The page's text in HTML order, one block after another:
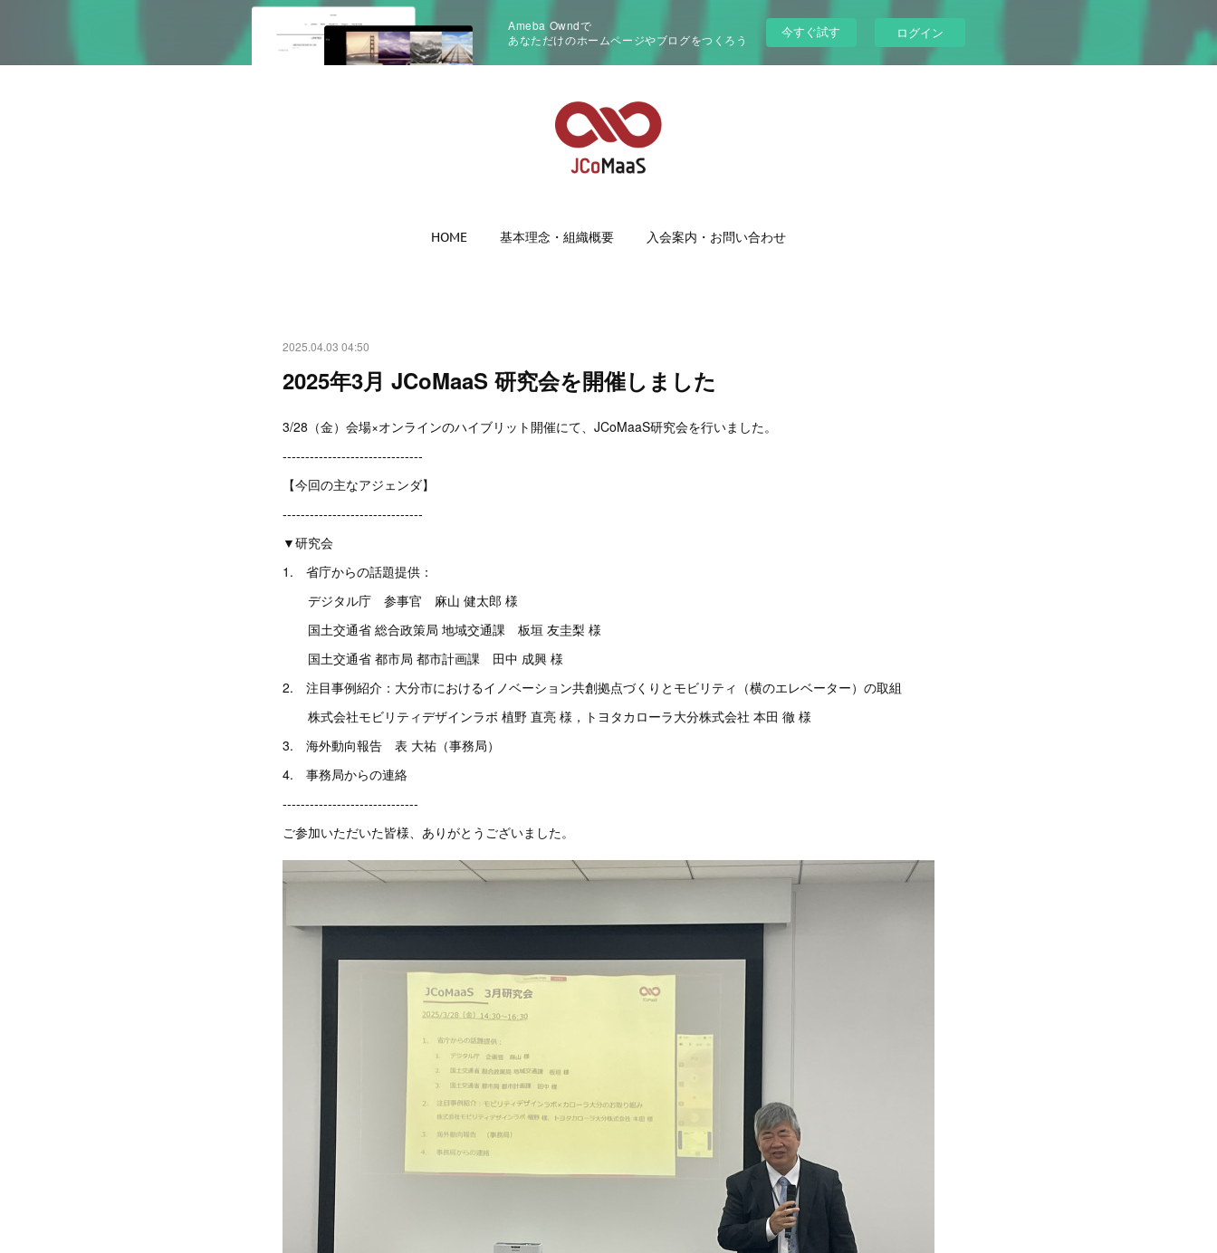
Ameba Owndで
あなただけのホームページやブログをつくろう
今すぐ試す ログイン
HOME 基本理念・組織概要 入会案内・お問い合わせ
2025.04.03 04:50
2025年3月 JCoMaaS 研究会を開催しました
3/28（金）会場×オンラインのハイブリット開催にて、JCoMaaS研究会を行いました。
-------------------------------
【今回の主なアジェンダ】
-------------------------------
▼研究会
1. 省庁からの話題提供：​
デジタル庁 参事官 麻山 健太郎 様​
国土交通省 総合政策局 地域交通課 板垣 友圭梨 様​
国土交通省 都市局 都市計画課 田中 成興 様​
2. 注目事例紹介：大分市におけるイノベーション共創拠点づくりとモビリティ（横のエレベーター）の取組​
株式会社モビリティデザインラボ 植野 直亮 様，トヨタカローラ大分株式会社 本田 徹 様​
3. 海外動向報告 表 大祐（事務局）​​
4. 事務局からの連絡
------------------------------
ご参加いただいた皆様、ありがとうございました。